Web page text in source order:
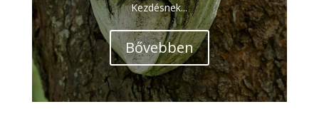
Kezdésnek...
Bővebben